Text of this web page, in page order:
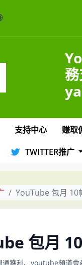
前语言：中文
支持中心 赚取
TWITTER推广
YouTube 包月 10
包月
獲利、youtube頻道會